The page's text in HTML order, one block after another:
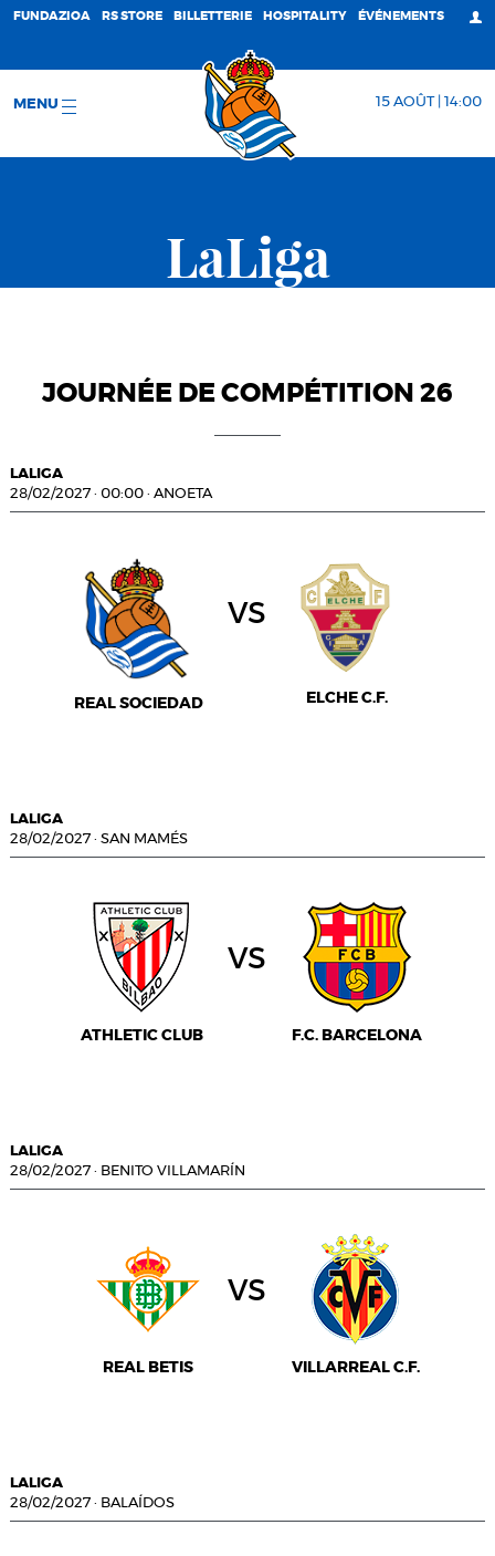
FUNDAZIOA RS STORE BILLETTERIE HOSPITALITY ÉVÉNEMENTS
MENU 15 AOÛT | 14:00
LaLiga
JOURNÉE DE COMPÉTITION 26
LALIGA
28/02/2027 · 00:00 · ANOETA
REAL SOCIEDAD
vs
ELCHE C.F.
LALIGA
28/02/2027 · SAN MAMÉS
ATHLETIC CLUB
vs
F.C. BARCELONA
LALIGA
28/02/2027 · BENITO VILLAMARÍN
REAL BETIS
vs
VILLARREAL C.F.
LALIGA
28/02/2027 · BALAÍDOS